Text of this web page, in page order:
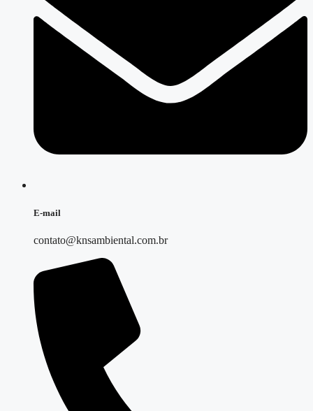
E-mail
contato@knsambiental.com.br